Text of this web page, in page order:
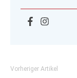
Vorheriger Artikel